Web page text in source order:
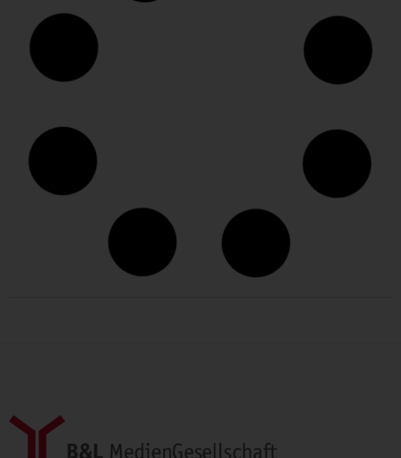
Christian Brogle – der „leise“ GV-Manager
des Jahres 2025
Leiser Gestalter mit lauter Wirkung – wurde GV-Manager
des Jahres 2025 Christian Brogle in der Laudatio